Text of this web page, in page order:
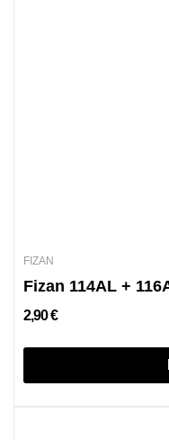
FIZAN
2,90 €